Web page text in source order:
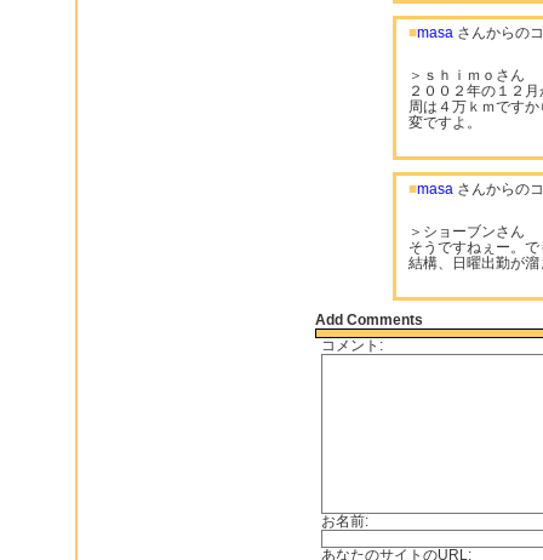
■masa さんからの
＞ｓｈｉｍｏさん
２００２年の１２
周は４万ｋｍです
変ですよ。
■masa さんからの
＞ショーブンさん
そうですねぇー。
結構、日曜出勤が
Add Comments
コメント:
お名前:
あなたのサイトのURL: